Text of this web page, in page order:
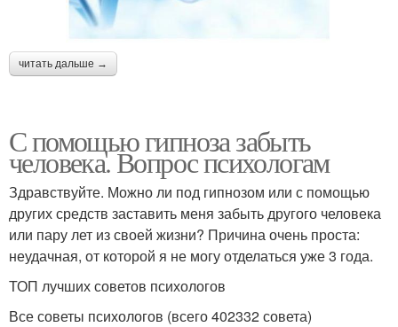
читать дальше →
С помощью гипноза забыть
человека. Вопрос психологам
Здравствуйте. Можно ли под гипнозом или с помощью
других средств заставить меня забыть другого человека
или пару лет из своей жизни? Причина очень проста:
неудачная, от которой я не могу отделаться уже 3 года.
ТОП лучших советов психологов
Все советы психологов (всего 402332 совета)